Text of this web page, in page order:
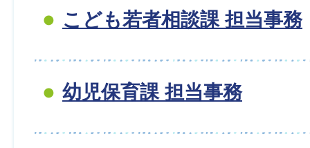
こども若者相談課 担当事務
幼児保育課 担当事務